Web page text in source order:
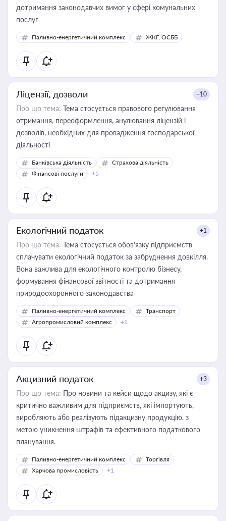
дотримання законодавчих вимог у сфері комунальних
послуг
Паливно-енергетичний комплекс ЖКГ, ОСББ
Ліцензії, дозволи +10
Про що тема: Тема стосується правового регулювання
отримання, переоформлення, анулювання ліцензій і
дозволів, необхідних для провадження господарської
діяльності
Банківська діяльність
Страхова діяльність
Фінансові послуги
+5
Екологічний податок +1
Про що тема: Тема стосується обов’язку підприємств
сплачувати екологічний податок за забруднення довкілля.
Вона важлива для екологічного контролю бізнесу,
формування фінансової звітності та дотримання
природоохоронного законодавства
Паливно-енергетичний комплекс
Транспорт
Агропромисловий комплекс
+1
Акцизний податок +3
Про що тема: Про новини та кейси щодо акцизу, які є
критично важливим для підприємств, які імпортують,
виробляють або реалізують підакцизну продукцію, з
метою уникнення штрафів та ефективного податкового
планування.
Паливно-енергетичний комплекс
Торгівля
Харчова промисловість
+1